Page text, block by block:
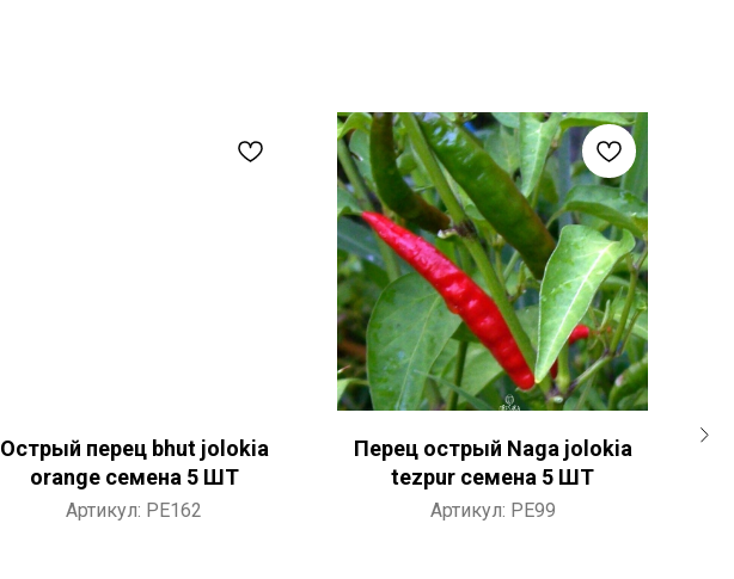
Острый перец bhut jolokia
orange семена 5 ШТ
Артикул: PE162
Перец острый Naga jolokia
tezpur семена 5 ШТ
Артикул: PE99